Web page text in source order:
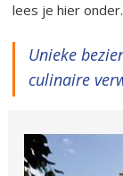
lees je hier onder.
Unieke
culinaire